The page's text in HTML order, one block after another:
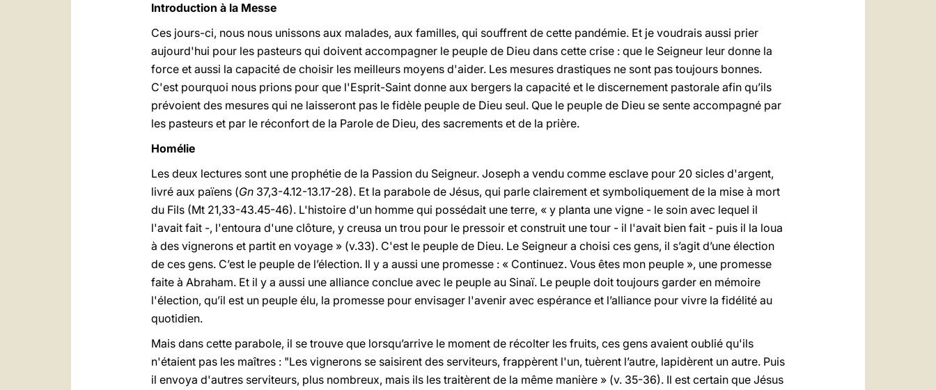
Introduction à la Messe
Ces jours-ci, nous nous unissons aux malades, aux familles, qui souffrent de cette pandémie. Et je voudrais aussi prier
aujourd'hui pour les pasteurs qui doivent accompagner le peuple de Dieu dans cette crise : que le Seigneur leur donne la
force et aussi la capacité de choisir les meilleurs moyens d'aider. Les mesures drastiques ne sont pas toujours bonnes.
C'est pourquoi nous prions pour que l'Esprit-Saint donne aux bergers la capacité et le discernement pastorale afin qu’ils
prévoient des mesures qui ne laisseront pas le fidèle peuple de Dieu seul. Que le peuple de Dieu se sente accompagné par
les pasteurs et par le réconfort de la Parole de Dieu, des sacrements et de la prière.
Homélie
Les deux lectures sont une prophétie de la Passion du Seigneur. Joseph a vendu comme esclave pour 20 sicles d'argent,
livré aux païens (Gn 37,3-4.12-13.17-28). Et la parabole de Jésus, qui parle clairement et symboliquement de la mise à mort
du Fils (Mt 21,33-43.45-46). L'histoire d'un homme qui possédait une terre, « y planta une vigne - le soin avec lequel il
l'avait fait -, l'entoura d'une clôture, y creusa un trou pour le pressoir et construit une tour - il l'avait bien fait - puis il la loua
à des vignerons et partit en voyage » (v.33). C'est le peuple de Dieu. Le Seigneur a choisi ces gens, il s’agit d’une élection
de ces gens. C’est le peuple de l’élection. Il y a aussi une promesse : « Continuez. Vous êtes mon peuple », une promesse
faite à Abraham. Et il y a aussi une alliance conclue avec le peuple au Sinaï. Le peuple doit toujours garder en mémoire
l'élection, qu’il est un peuple élu, la promesse pour envisager l'avenir avec espérance et l’alliance pour vivre la fidélité au
quotidien.
Mais dans cette parabole, il se trouve que lorsqu’arrive le moment de récolter les fruits, ces gens avaient oublié qu'ils
n'étaient pas les maîtres : "Les vignerons se saisirent des serviteurs, frappèrent l'un, tuèrent l’autre, lapidèrent un autre. Puis
il envoya d'autres serviteurs, plus nombreux, mais ils les traitèrent de la même manière » (v. 35-36). Il est certain que Jésus